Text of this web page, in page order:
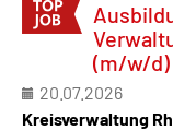
(m/w/d)
20.07.2026
Kreisverwaltung